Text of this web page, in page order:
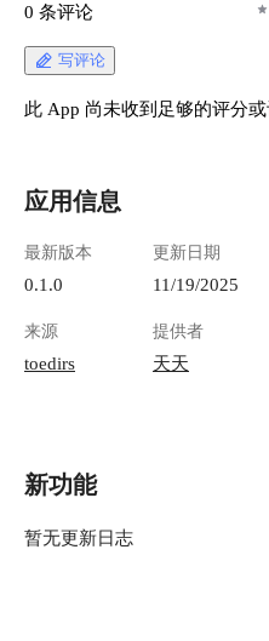
0 条评论
写评论
此 App 尚未收到足够的评分
应用信息
最新版本
0.1.0
更新日期
11/19/2025
来源
toedirs
提供者
天天
新功能
暂无更新日志